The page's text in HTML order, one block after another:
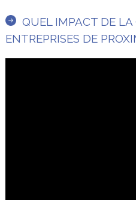
QUEL IMPACT DE LA
ENTREPRISES DE